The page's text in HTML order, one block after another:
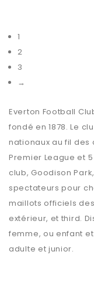
1
2
3
→
Everton Football
fondé en 1878. Le
nationaux au fil des
Premier League et
club, Goodison
spectateurs pour
maillots officiels
extérieur, et third.
femme, ou enfant
adulte et junior.